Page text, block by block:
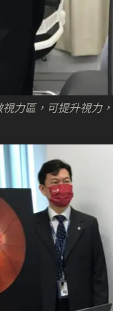
視力區，可提升視